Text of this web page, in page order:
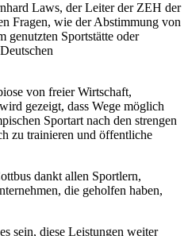
Laws, der Leiter der ZEH der
Fragen, wie der Abstimmung von
genutzten Sportstätte oder
von freier Wirtschaft,
gezeigt, dass Wege möglich
Sportart nach den strengen
zu trainieren und öffentliche
dankt allen Sportlern,
die geholfen haben,
sein, diese Leistungen weiter